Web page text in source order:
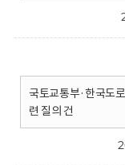
국토교통부·한국도
련 질의 건